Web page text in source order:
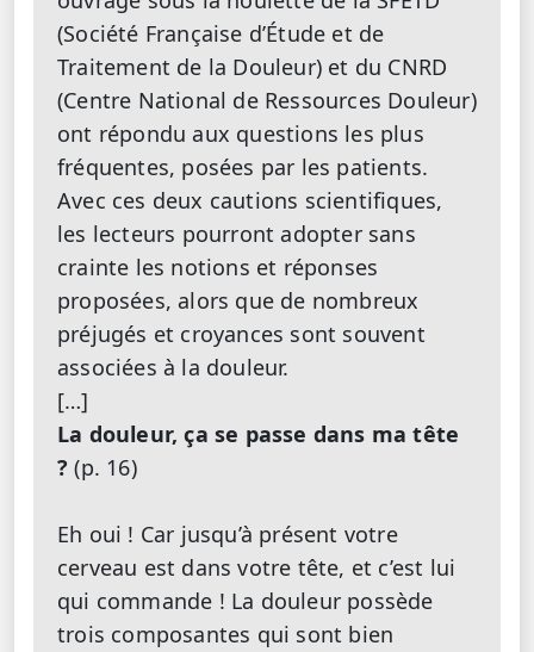
(Société Française d’Étude et de
Traitement de la Douleur) et du CNRD
(Centre National de Ressources Douleur)
ont répondu aux questions les plus
fréquentes, posées par les patients.
Avec ces deux cautions scientifiques,
les lecteurs pourront adopter sans
crainte les notions et réponses
proposées, alors que de nombreux
préjugés et croyances sont souvent
associées à la douleur.
[…]
La douleur, ça se passe dans ma tête
?(p. 16)
Eh oui ! Car jusqu’à présent votre
cerveau est dans votre tête, et c’est lui
qui commande ! La douleur possède
trois composantes qui sont bien